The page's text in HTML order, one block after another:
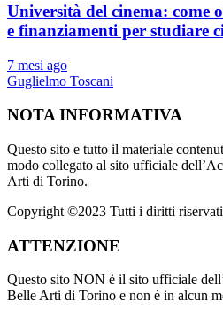
Università del cinema: come
e finanziamenti per studiare
7 mesi ago
Guglielmo Toscani
NOTA INFORMATIVA
Questo sito e tutto il materiale
modo collegato al sito ufficiale
Arti di Torino.
Copyright ©2023 Tutti i diritti riservati
ATTENZIONE
Questo sito NON è il sito ufficiale
Belle Arti di Torino e non è in alcun